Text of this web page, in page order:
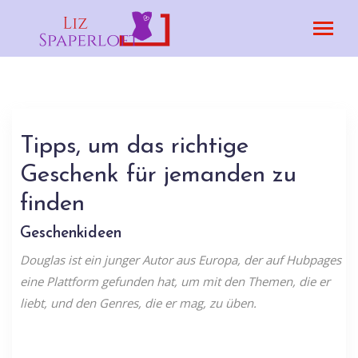
Tipps, um das richtige
Geschenk für jemanden zu
finden
Geschenkideen
Douglas ist ein junger Autor aus Europa, der auf Hubpages
eine Plattform gefunden hat, um mit den Themen, die er
liebt, und den Genres, die er mag, zu üben.